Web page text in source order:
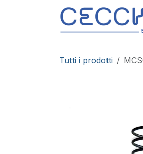
Passa al contenuto
Tutti i prodotti